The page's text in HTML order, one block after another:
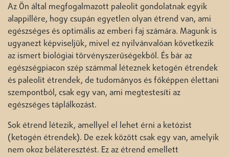
Az Ön által megfogalmazott paleolit gondolatnak egyik
alappillére, hogy csupán egyetlen olyan étrend van, ami
egészséges és optimális az emberi faj számára. Magunk is
ugyanezt képviseljük, mivel ez nyilvánvalóan következik
az ismert biológiai törvényszerűségekből. És bár az
egészségpiacon szép számmal léteznek ketogén étrendek
és paleolit étrendek, de tudományos és főképpen élettani
szempontból, csak egy van, ami megtestesíti az
egészséges táplálkozást.
Sok étrend létezik, amellyel el lehet érni a ketózist
(ketogén étrendek). De ezek között csak egy van, amelyik
nem okoz béláteresztést. Ez az étrend emellett